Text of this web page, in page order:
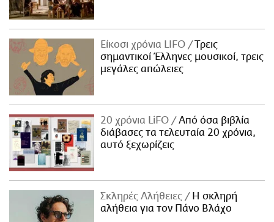
Είκοσι χρόνια LIFO
Tρεις
σημαντικοί Έλληνες μουσικοί, τρεις
μεγάλες απώλειες
20 χρόνια LiFO
Από όσα βιβλία
διάβασες τα τελευταία 20 χρόνια,
αυτό ξεχωρίζεις
Σκληρές Αλήθειες
H σκληρή
αλήθεια για τον Πάνο Βλάχο